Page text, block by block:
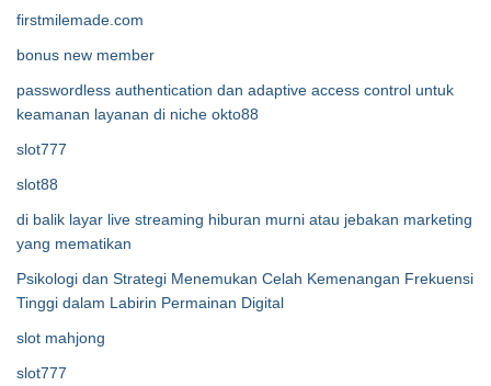
firstmilemade.com
bonus new member
passwordless authentication dan adaptive access control untuk
keamanan layanan di niche okto88
slot777
slot88
di balik layar live streaming hiburan murni atau jebakan marketing
yang mematikan
Psikologi dan Strategi Menemukan Celah Kemenangan Frekuensi
Tinggi dalam Labirin Permainan Digital
slot mahjong
slot777